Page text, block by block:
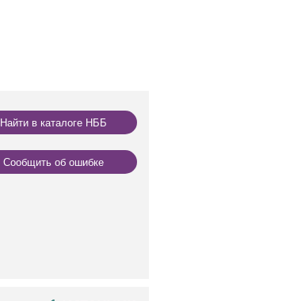
Найти в каталоге НББ
Сообщить об ошибке